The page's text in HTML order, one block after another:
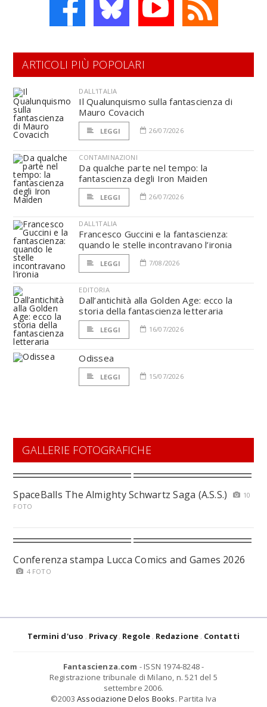
ARTICOLI PIÙ POPOLARI
DALL'ITALIA
Il Qualunquismo sulla fantascienza di
Mauro Covacich
LEGGI 26/07/2026
CONTAMINAZIONI
Da qualche parte nel tempo: la
fantascienza degli Iron Maiden
LEGGI 26/07/2026
DALL'ITALIA
Francesco Guccini e la fantascienza:
quando le stelle incontravano l’ironia
LEGGI 7/08/2026
EDITORIA
Dall’antichità alla Golden Age: ecco la
storia della fantascienza letteraria
LEGGI 16/07/2026
Odissea
LEGGI 15/07/2026
GALLERIE FOTOGRAFICHE
SpaceBalls The Almighty Schwartz Saga (A.S.S.)
10
FOTO
Conferenza stampa Lucca Comics and Games 2026
4 FOTO
Termini d'uso Privacy Regole Redazione Contatti
Fantascienza.com - ISSN 1974-8248 -
Registrazione tribunale di Milano, n. 521 del 5
settembre 2006.
©2003 Associazione Delos Books. Partita Iva